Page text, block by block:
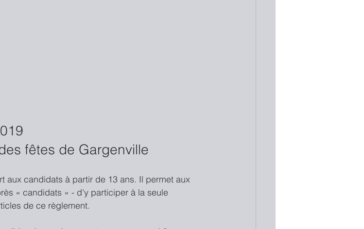
fêtes de Gargenville
aux candidats à partir de 13 ans. Il permet aux
« candidats » - d'y participer à la seule
de ce règlement.